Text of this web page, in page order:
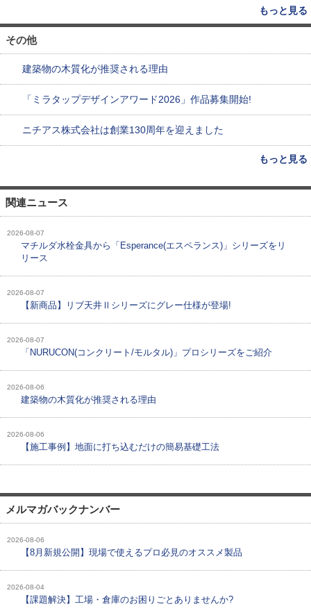
もっと見る
その他
建築物の木質化が推奨される理由
「ミラタップデザインアワード2026」作品募集開始!
ニチアス株式会社は創業130周年を迎えました
もっと見る
関連ニュース
2026-08-07
マチルダ水栓金具から「Esperance(エスペランス)」シリーズをリ
リース
2026-08-07
【新商品】リブ天井Ⅱシリーズにグレー仕様が登場!
2026-08-07
「NURUCON(コンクリート/モルタル)」プロシリーズをご紹介
2026-08-06
建築物の木質化が推奨される理由
2026-08-06
【施工事例】地面に打ち込むだけの簡易基礎工法
メルマガバックナンバー
2026-08-06
【8月新規公開】現場で使えるプロ必見のオススメ製品
2026-08-04
【課題解決】工場・倉庫のお困りごとありませんか?